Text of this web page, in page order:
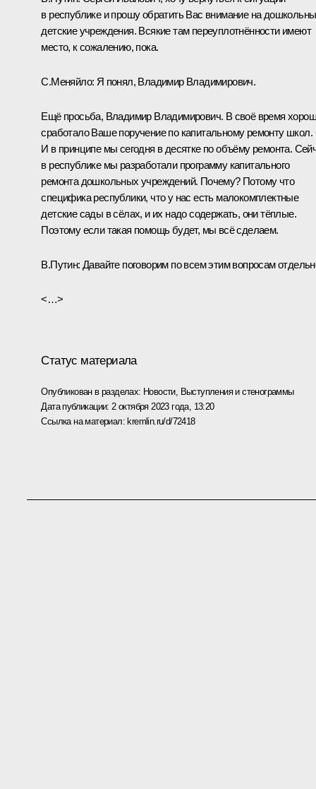
в республике и прошу обратить Вас внимание на
детские учреждения. Всякие там переуплотнённости имеют
место, к сожалению, пока.
С.Меняйло: Я понял, Владимир Владимирович.
Ещё просьба, Владимир Владимирович. В своё время
сработало Ваше поручение по капитальному ремонту школ.
И в принципе мы сегодня в десятке по объёму ремонта.
в республике мы разработали программу капитального
ремонта дошкольных учреждений. Почему? Потому что
специфика республики, что у нас есть малокомплектные
детские сады в сёлах, и их надо содержать, они тёплые.
Поэтому если такая помощь будет, мы всё сделаем.
В.Путин: Давайте поговорим по всем этим вопросам
<…>
Статус материала
Опубликован в разделах: Новости, Выступления и стенограммы
Дата публикации: 2 октября 2023 года, 13:20
Ссылка на материал: kremlin.ru/d/72418